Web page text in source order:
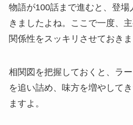
物語が100話まで進むと、登場
きましたよね。ここで一度、
関係性をスッキリさせておきま
相関図を把握しておくと、ラ
を追い詰め、味方を増やして
ますよ。